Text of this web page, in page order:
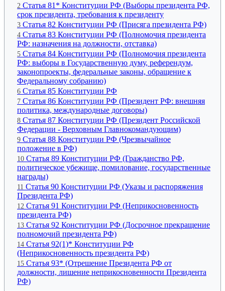
2 Статья 81* Конституции РФ (Выборы президента РФ,
срок президента, требования к президенту
3 Статья 82 Конституции РФ (Присяга президента РФ)
4 Статья 83 Конституции РФ (Полномочия президента
РФ: назначения на должности, отставка)
5 Статья 84 Конституции РФ (Полномочия президента
РФ: выборы в Государственную думу, референдум,
законопроекты, федеральные законы, обращение к
Федеральному собранию)
6 Статья 85 Конституции РФ
7 Статья 86 Конституции РФ (Президент РФ: внешняя
политика, международные договоры)
8 Статья 87 Конституции РФ (Президент Российской
Федерации - Верховным Главнокомандующим)
9 Статья 88 Конституции РФ (Чрезвычайное
положение в РФ)
10 Статья 89 Конституции РФ (Гражданство РФ,
политическое убежище, помилование, государственные
награды)
11 Статья 90 Конституции РФ (Указы и распоряжения
Президента РФ)
12 Статья 91 Конституции РФ (Неприкосновенность
президента РФ)
13 Статья 92 Конституции РФ (Досрочное прекращение
полномочий президента РФ)
14 Статья 92(1)* Конституции РФ
(Неприкосновенность президента РФ)
15 Статья 93* (Отрешение Президента РФ от
должности, лишение неприкосновенности Президента
РФ)